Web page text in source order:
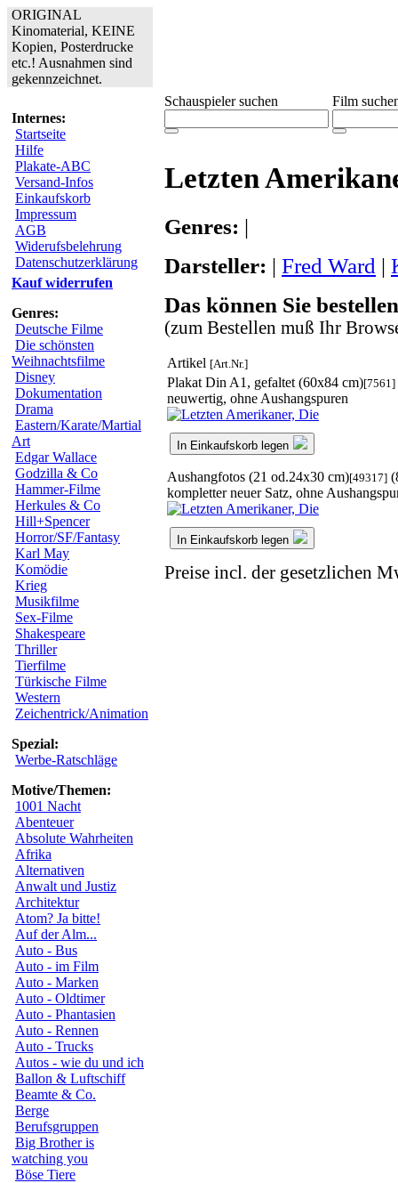
ORIGINAL
Kinomaterial, KEINE
Kopien, Posterdrucke
etc.! Ausnahmen sind
gekennzeichnet.
Internes:
Startseite
Hilfe
Plakate-ABC
Versand-Infos
Einkaufskorb
Impressum
AGB
Widerufsbelehrung
Datenschutzerklärung
Kauf widerrufen
Genres:
Deutsche Filme
Die schönsten
Weihnachtsfilme
Disney
Dokumentation
Drama
Eastern/Karate/Martial
Art
Edgar Wallace
Godzilla & Co
Hammer-Filme
Herkules & Co
Hill+Spencer
Horror/SF/Fantasy
Karl May
Komödie
Krieg
Musikfilme
Sex-Filme
Shakespeare
Thriller
Tierfilme
Türkische Filme
Western
Zeichentrick/Animation
Spezial:
Werbe-Ratschläge
Motive/Themen:
1001 Nacht
Abenteuer
Absolute Wahrheiten
Afrika
Alternativen
Anwalt und Justiz
Architektur
Atom? Ja bitte!
Auf der Alm...
Auto - Bus
Auto - im Film
Auto - Marken
Auto - Oldtimer
Auto - Phantasien
Auto - Rennen
Auto - Trucks
Autos - wie du und ich
Ballon & Luftschiff
Beamte & Co.
Berge
Berufsgruppen
Big Brother is
watching you
Böse Tiere
Schauspieler suchen Film
Letzten
Genres: |
Darsteller: | Fred Ward |
Das können Sie
(zum Bestellen muß Ihr
Artikel [Art.Nr.]
Plakat Din A1, gefaltet (60x84 cm)[7561]
neuwertig, ohne Aushangspuren
In Einkaufskorb legen
Aushangfotos (21 od.24x30 cm)[49317]
kompletter neuer Satz, ohne
In Einkaufskorb legen
Preise incl. der gesetzlichen